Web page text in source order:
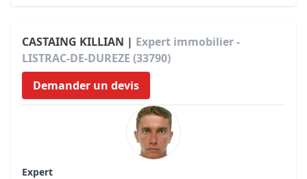
CASTAING KILLIAN | Expert immobilier -
LISTRAC-DE-DUREZE (33790)
Demander un devis
Expert